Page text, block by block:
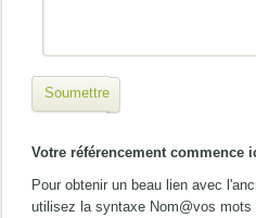
Soumettre
Votre référencement commence
Pour obtenir un beau lien avec
utilisez la syntaxe Nom@vos mots